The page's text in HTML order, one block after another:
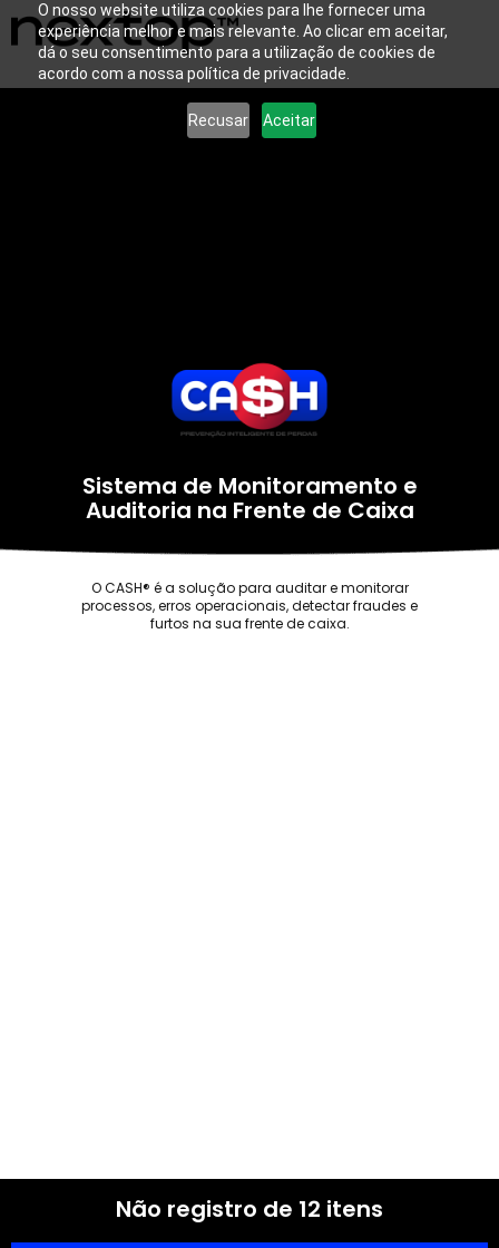
O nosso website utiliza cookies para lhe fornecer uma
experiência melhor e mais relevante. Ao clicar em aceitar,
dá o seu consentimento para a utilização de cookies de
acordo com a nossa política de privacidade.
Recusar Aceitar
Sistema de Monitoramento e
Auditoria na Frente de Caixa
O CASH® é a solução para auditar e monitorar
processos, erros operacionais, detectar fraudes e
furtos na sua frente de caixa.
Não registro de 12 itens